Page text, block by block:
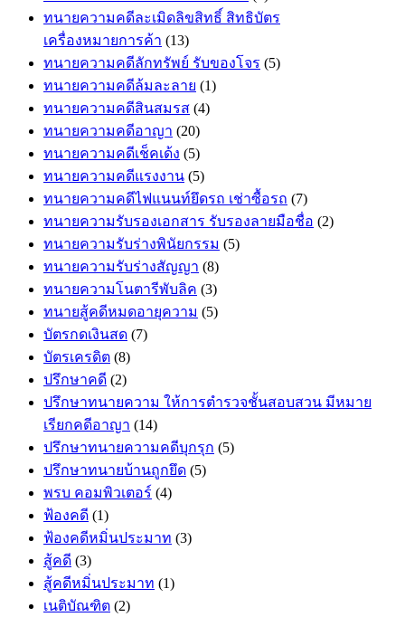
ทนายความคดีละเมิดลิขสิทธิ์ สิทธิบัตร
เครื่องหมายการค้า (13)
ทนายความคดีลักทรัพย์ รับของโจร (5)
ทนายความคดีล้มละลาย (1)
ทนายความคดีสินสมรส (4)
ทนายความคดีอาญา (20)
ทนายความคดีเช็คเด้ง (5)
ทนายความคดีแรงงาน (5)
ทนายความคดีไฟแนนท์ยึดรถ เช่าซื้อรถ (7)
ทนายความรับรองเอกสาร รับรองลายมือชื่อ (2)
ทนายความรับร่างพินัยกรรม (5)
ทนายความรับร่างสัญญา (8)
ทนายความโนตารีพับลิค (3)
ทนายสู้คดีหมดอายุความ (5)
บัตรกดเงินสด (7)
บัตรเครดิต (8)
ปรึกษาคดี (2)
ปรึกษาทนายความ ให้การตำรวจชั้นสอบสวน มีหมาย
เรียกคดีอาญา (14)
ปรึกษาทนายความคดีบุกรุก (5)
ปรึกษาทนายบ้านถูกยึด (5)
พรบ คอมพิวเตอร์ (4)
ฟ้องคดี (1)
ฟ้องคดีหมิ่นประมาท (3)
สู้คดี (3)
สู้คดีหมิ่นประมาท (1)
เนติบัณฑิต (2)